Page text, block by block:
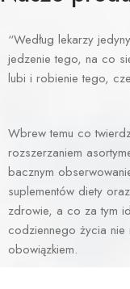
“Według lekarzy
jedzenie tego, na co
lubi i robienie tego,
Wbrew temu co
rozszerzaniem
bacznym
suplementów diety
zdrowie, a co za tym
codziennego życia nie
obowiązkiem.